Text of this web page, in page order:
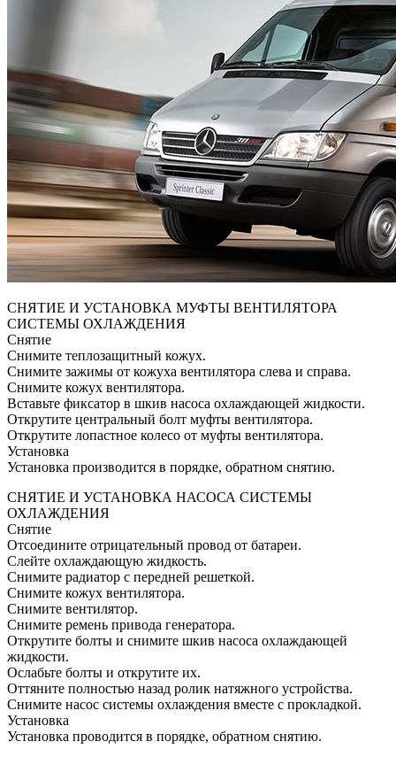
СНЯТИЕ И УСТАНОВКА МУФТЫ ВЕНТИЛЯТОРА
СИСТЕМЫ ОХЛАЖДЕНИЯ
Снятие
Снимите теплозащитный кожух.
Снимите зажимы от кожуха вентилятора слева и справа.
Снимите кожух вентилятора.
Вставьте фиксатор в шкив насоса охлаждающей жидкости.
Открутите центральный болт муфты вентилятора.
Открутите лопастное колесо от муфты вентилятора.
Установка
Установка производится в порядке, обратном снятию.
СНЯТИЕ И УСТАНОВКА НАСОСА СИСТЕМЫ
ОХЛАЖДЕНИЯ
Снятие
Отсоедините отрицательный провод от батареи.
Слейте охлаждающую жидкость.
Снимите радиатор с передней решеткой.
Снимите кожух вентилятора.
Снимите вентилятор.
Снимите ремень привода генератора.
Открутите болты и снимите шкив насоса охлаждающей
жидкости.
Ослабьте болты и открутите их.
Оттяните полностью назад ролик натяжного устройства.
Снимите насос системы охлаждения вместе с прокладкой.
Установка
Установка проводится в порядке, обратном снятию.